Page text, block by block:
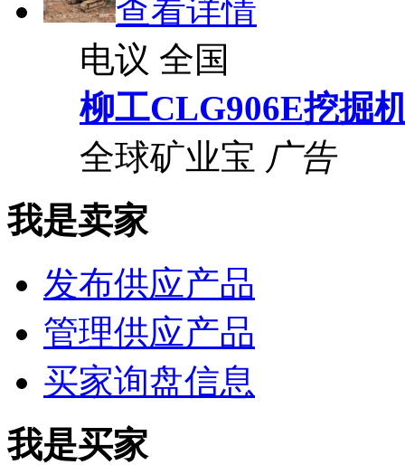
查看详情
电议 全国
柳工CLG906E挖掘
全球矿业宝 广告
我是卖家
发布供应产品
管理供应产品
买家询盘信息
我是买家